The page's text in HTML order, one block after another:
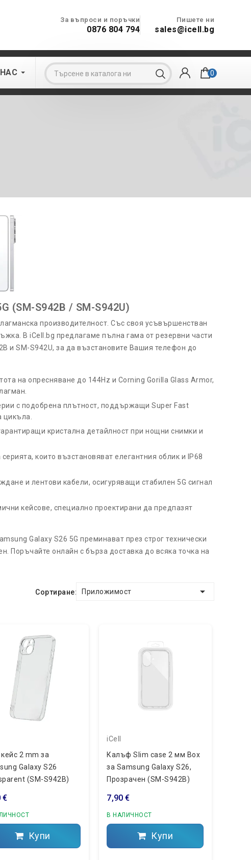
За въпроси и поръчки
0876 804 794
Пишете ни
sales@icell.bg
 0
(SM-S942B / SM-S942U)
производителност. Със своя усъвършенстван
В iCell.bg предлагаме пълна гама от резервни части
и SM-S942U, за да възстановите Вашия телефон до
на опресняване до 144Hz и Corning Gorilla Glass Armor,
с подобрена плътност, поддържащи Super Fast
цикъла.
кристална детайлност при нощни снимки и
които възстановяват елегантния облик и IP68
и лентови кабели, осигуряващи стабилен 5G сигнал
кейсове, специално проектирани да предпазят
Galaxy S26 5G преминават през строг технически
Поръчайте онлайн с бърза доставка до всяка точка на
Сортиране: Приложимост 
2 mm за
Galaxy S26
(SM-S942B)
€
Купи
iCell
Калъф Slim case 2 мм Box
за Samsung Galaxy S26,
Прозрачен (SM-S942B)
7,90 €
В НАЛИЧНОСТ
Купи